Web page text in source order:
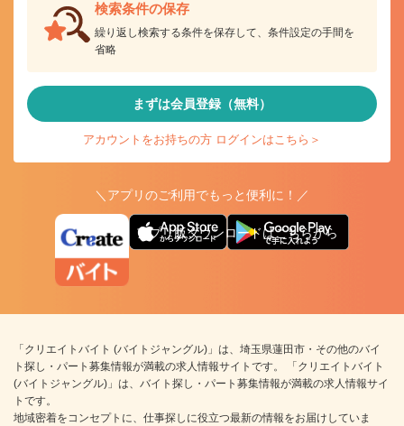
検索条件の保存
繰り返し検索する条件を保存して、条件設定の手間を
省略
まずは会員登録（無料）
アカウントをお持ちの方 ログインはこちら＞
＼アプリのご利用でもっと便利に！／
アプリ版ダウンロードはこちらから
「クリエイトバイト (バイトジャングル)」は、埼玉県蓮田市・その他のバイ
ト探し・パート募集情報が満載の求人情報サイトです。 「クリエイトバイト
(バイトジャングル)」は、バイト探し・パート募集情報が満載の求人情報サイ
トです。
地域密着をコンセプトに、仕事探しに役立つ最新の情報をお届けしていま